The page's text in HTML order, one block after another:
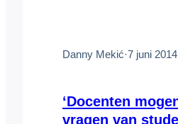
Danny Mekić·7 juni 2014
‘Docenten
vragen van